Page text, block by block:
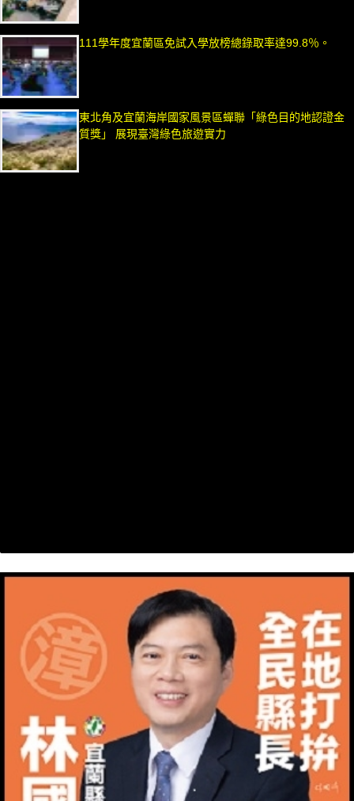
111學年度宜蘭區免試入學放榜總錄取率達99.8％。
東北角及宜蘭海岸國家風景區蟬聯「綠色目的地認證金
質獎」 展現臺灣綠色旅遊實力